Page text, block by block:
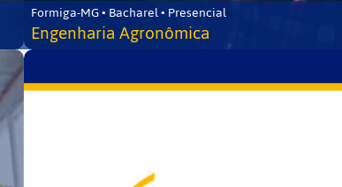
Formiga-MG • Bacharel • Presencial
Engenharia Agronômica